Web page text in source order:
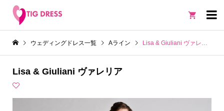

ウェディングドレス一覧 Aライン Lisa & Giuliani ヴァレリア
Lisa & Giuliani ヴァレリア